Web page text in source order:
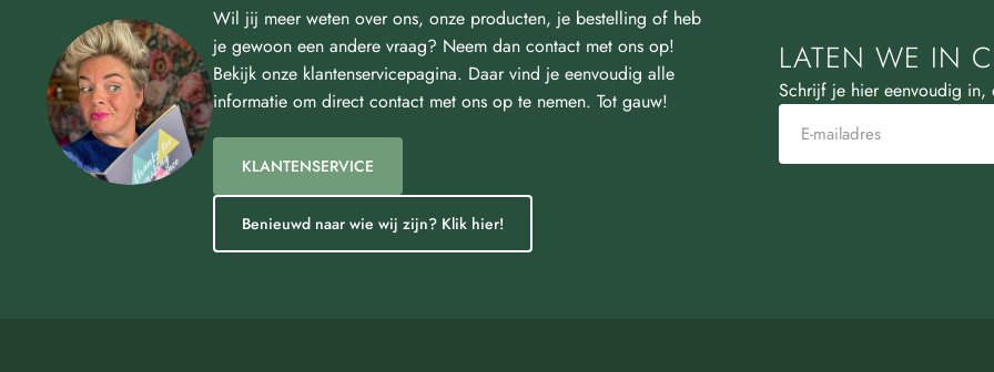
Wil jij meer weten over ons, onze producten, je bestelling of heb
je gewoon een andere vraag? Neem dan contact met ons op!
Bekijk onze klantenservicepagina. Daar vind je eenvoudig alle
informatie om direct contact met ons op te nemen. Tot gauw!
KLANTENSERVICE
Benieuwd naar wie wij zijn? Klik hier!
LATEN WE IN
Schrijf je hier eenvoudig in,